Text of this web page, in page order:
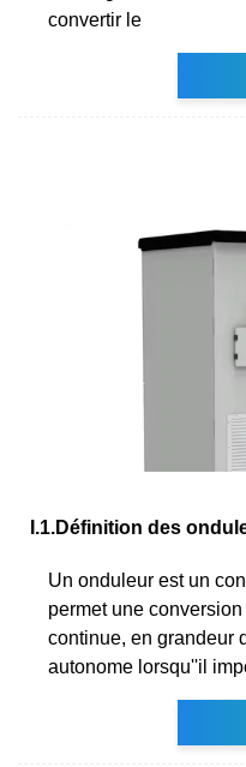
convertir le
I.1.Définition des
Un onduleur est un
permet une
continue, en grandeur
autonome lorsqu''il